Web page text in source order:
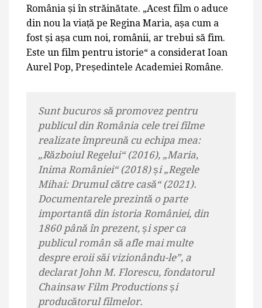
România și în străinătate. „Acest film o aduce
din nou la viață pe Regina Maria, așa cum a
fost și așa cum noi, românii, ar trebui să fim.
Este un film pentru istorie“ a considerat Ioan
Aurel Pop, Președintele Academiei Române.
Sunt bucuros să promovez pentru
publicul din România cele trei filme
realizate împreună cu echipa mea:
„Războiul Regelui“ (2016), „Maria,
Inima României“ (2018) și „Regele
Mihai: Drumul către casă“ (2021).
Documentarele prezintă o parte
importantă din istoria României, din
1860 până în prezent, și sper ca
publicul român să afle mai multe
despre eroii săi vizionându-le”, a
declarat John M. Florescu, fondatorul
Chainsaw Film Productions și
producătorul filmelor.